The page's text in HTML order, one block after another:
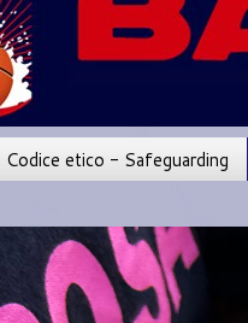
Codice etico - Safeguarding